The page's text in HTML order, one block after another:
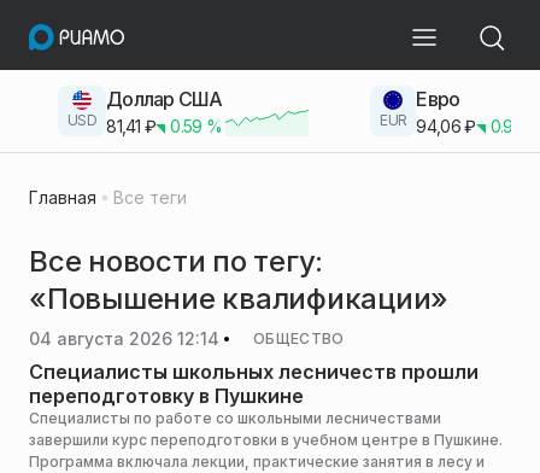
USD
Доллар США
81,41 ₽ 0.59 % EUR
Евро
94,06₽ 0.93
Главная Все теги
Все новости по тегу:
«Повышение квалификации»
04 августа 2026 12:14 ОБЩЕСТВО
Специалисты школьных лесничеств прошли
переподготовку в Пушкине
Специалисты по работе со школьными лесничествами
завершили курс переподготовки в учебном центре в Пушкине.
Программа включала лекции, практические занятия в лесу и